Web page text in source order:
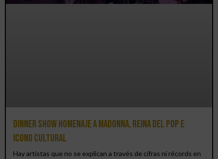
Dinner Show homenaje a Madonna, reina del pop e
icono cultural
Hay artistas que no se explican a través de cifras ni récords en